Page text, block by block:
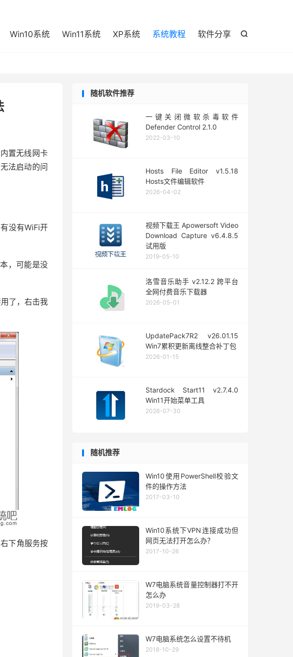

Win10系统 Win11系统 XP系统 系统教程 软件分享
置无线网卡
法启动的问
没有WiFi开
，可能是没
了，右击我
下角服务按
随机软件推荐
一键关闭微软杀毒软件
Defender Control 2.1.0
2022-03-10
Hosts File Editor v1.5.18
Hosts文件编辑软件
2026-04-02
视频下载王 Apowersoft Video
Download Capture v6.4.8.5
试用版
2019-05-10
洛雪音乐助手 v2.12.2 跨平台
全网付费音乐下载器
2026-05-01
UpdatePack7R2 v26.01.15
Win7累积更新离线整合补丁包
2026-01-15
Stardock Start11 v2.7.4.0
Win11开始菜单工具
2026-07-30
随机推荐
Win10使用PowerShell校验文
件的操作方法
2017-03-10
Win10系统下VPN连接成功但
网页无法打开怎么办？
2017-10-26
W7电脑系统音量控制器打不开
怎么办
2019-03-28
W7电脑系统怎么设置不待机
2018-10-29